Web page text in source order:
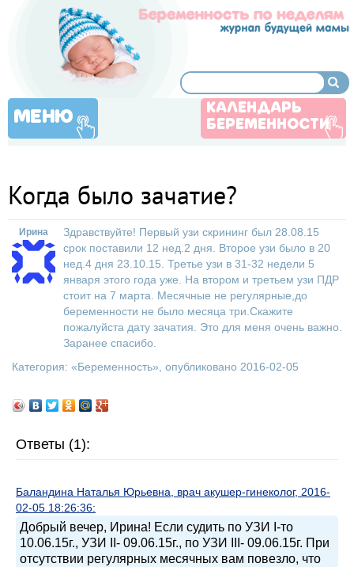
МЕНЮ
КАЛЕНДАРЬ
БЕРЕМЕННОСТИ
Когда было зачатие?
Ирина
Здравствуйте! Первый узи скрининг был 28.08.15
срок поставили 12 нед.2 дня. Второе узи было в 20
нед.4 дня 23.10.15. Третье узи в 31-32 недели 5
января этого года уже. На втором и третьем узи ПДР
стоит на 7 марта. Месячные не регулярные,до
беременности не было месяца три.Скажите
пожалуйста дату зачатия. Это для меня очень важно.
Заранее спасибо.
Категория: «Беременность», опубликовано 2016-02-05
Ответы (1):
Баландина Наталья Юрьевна, врач акушер-гинеколог, 2016-
02-05 18:26:36:
Добрый вечер, Ирина! Если судить по УЗИ I-то
10.06.15г., УЗИ II- 09.06.15г., по УЗИ III- 09.06.15г. При
отсутствии регулярных месячных вам повезло, что